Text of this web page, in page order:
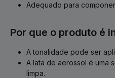
Adequado para
Por que o produto é
A tonalidade pode ser
A lata de aerossol é uma
limpa.